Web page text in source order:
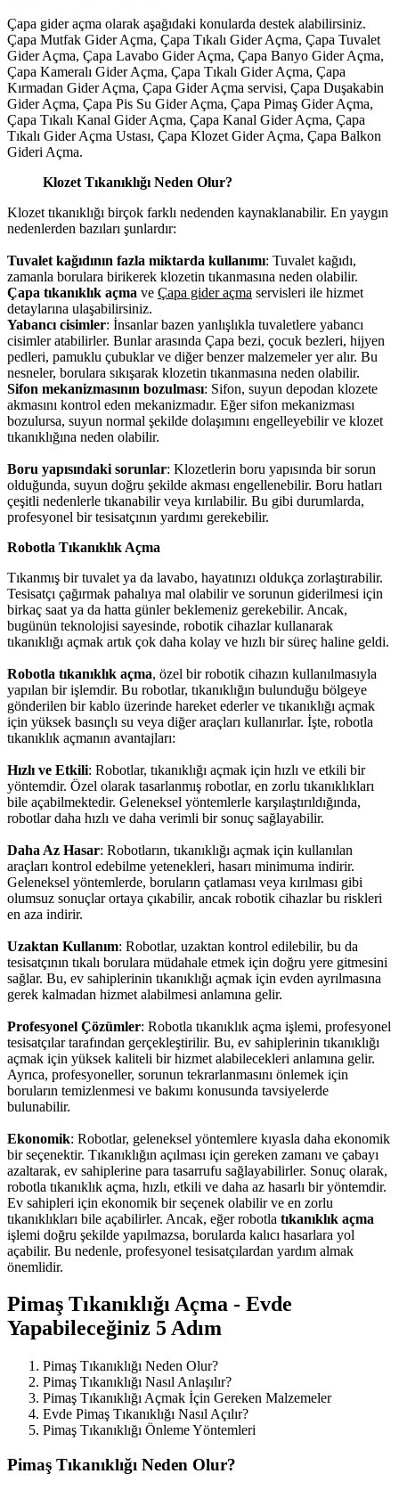
Çapa gider açma olarak aşağıdaki konularda destek alabilirsiniz.
Çapa Mutfak Gider Açma, Çapa Tıkalı Gider Açma, Çapa Tuvalet
Gider Açma, Çapa Lavabo Gider Açma, Çapa Banyo Gider Açma,
Çapa Kameralı Gider Açma, Çapa Tıkalı Gider Açma, Çapa
Kırmadan Gider Açma, Çapa Gider Açma servisi, Çapa Duşakabin
Gider Açma, Çapa Pis Su Gider Açma, Çapa Pimaş Gider Açma,
Çapa Tıkalı Kanal Gider Açma, Çapa Kanal Gider Açma, Çapa
Tıkalı Gider Açma Ustası, Çapa Klozet Gider Açma, Çapa Balkon
Gideri Açma.
Klozet Tıkanıklığı Neden Olur?
Klozet tıkanıklığı birçok farklı nedenden kaynaklanabilir. En yaygın
nedenlerden bazıları şunlardır:
Tuvalet kağıdının fazla miktarda kullanımı: Tuvalet kağıdı,
zamanla borulara birikerek klozetin tıkanmasına neden olabilir.
Çapa tıkanıklık açma ve Çapa gider açma servisleri ile hizmet
detaylarına ulaşabilirsiniz.
Yabancı cisimler: İnsanlar bazen yanlışlıkla tuvaletlere yabancı
cisimler atabilirler. Bunlar arasında Çapa bezi, çocuk bezleri, hijyen
pedleri, pamuklu çubuklar ve diğer benzer malzemeler yer alır. Bu
nesneler, borulara sıkışarak klozetin tıkanmasına neden olabilir.
Sifon mekanizmasının bozulması: Sifon, suyun depodan klozete
akmasını kontrol eden mekanizmadır. Eğer sifon mekanizması
bozulursa, suyun normal şekilde dolaşımını engelleyebilir ve klozet
tıkanıklığına neden olabilir.
Boru yapısındaki sorunlar: Klozetlerin boru yapısında bir sorun
olduğunda, suyun doğru şekilde akması engellenebilir. Boru hatları
çeşitli nedenlerle tıkanabilir veya kırılabilir. Bu gibi durumlarda,
profesyonel bir tesisatçının yardımı gerekebilir.
Robotla Tıkanıklık Açma
Tıkanmış bir tuvalet ya da lavabo, hayatınızı oldukça zorlaştırabilir.
Tesisatçı çağırmak pahalıya mal olabilir ve sorunun giderilmesi için
birkaç saat ya da hatta günler beklemeniz gerekebilir. Ancak,
bugünün teknolojisi sayesinde, robotik cihazlar kullanarak
tıkanıklığı açmak artık çok daha kolay ve hızlı bir süreç haline geldi.
Robotla tıkanıklık açma, özel bir robotik cihazın kullanılmasıyla
yapılan bir işlemdir. Bu robotlar, tıkanıklığın bulunduğu bölgeye
gönderilen bir kablo üzerinde hareket ederler ve tıkanıklığı açmak
için yüksek basınçlı su veya diğer araçları kullanırlar. İşte, robotla
tıkanıklık açmanın avantajları:
Hızlı ve Etkili: Robotlar, tıkanıklığı açmak için hızlı ve etkili bir
yöntemdir. Özel olarak tasarlanmış robotlar, en zorlu tıkanıklıkları
bile açabilmektedir. Geleneksel yöntemlerle karşılaştırıldığında,
robotlar daha hızlı ve daha verimli bir sonuç sağlayabilir.
Daha Az Hasar: Robotların, tıkanıklığı açmak için kullanılan
araçları kontrol edebilme yetenekleri, hasarı minimuma indirir.
Geleneksel yöntemlerde, boruların çatlaması veya kırılması gibi
olumsuz sonuçlar ortaya çıkabilir, ancak robotik cihazlar bu riskleri
en aza indirir.
Uzaktan Kullanım: Robotlar, uzaktan kontrol edilebilir, bu da
tesisatçının tıkalı borulara müdahale etmek için doğru yere gitmesini
sağlar. Bu, ev sahiplerinin tıkanıklığı açmak için evden ayrılmasına
gerek kalmadan hizmet alabilmesi anlamına gelir.
Profesyonel Çözümler: Robotla tıkanıklık açma işlemi, profesyonel
tesisatçılar tarafından gerçekleştirilir. Bu, ev sahiplerinin tıkanıklığı
açmak için yüksek kaliteli bir hizmet alabilecekleri anlamına gelir.
Ayrıca, profesyoneller, sorunun tekrarlanmasını önlemek için
boruların temizlenmesi ve bakımı konusunda tavsiyelerde
bulunabilir.
Ekonomik: Robotlar, geleneksel yöntemlere kıyasla daha ekonomik
bir seçenektir. Tıkanıklığın açılması için gereken zamanı ve çabayı
azaltarak, ev sahiplerine para tasarrufu sağlayabilirler. Sonuç olarak,
robotla tıkanıklık açma, hızlı, etkili ve daha az hasarlı bir yöntemdir.
Ev sahipleri için ekonomik bir seçenek olabilir ve en zorlu
tıkanıklıkları bile açabilirler. Ancak, eğer robotla tıkanıklık açma
işlemi doğru şekilde yapılmazsa, borularda kalıcı hasarlara yol
açabilir. Bu nedenle, profesyonel tesisatçılardan yardım almak
önemlidir.
Pimaş Tıkanıklığı Açma - Evde
Yapabileceğiniz 5 Adım
Pimaş Tıkanıklığı Neden Olur?
Pimaş Tıkanıklığı Nasıl Anlaşılır?
Pimaş Tıkanıklığı Açmak İçin Gereken Malzemeler
Evde Pimaş Tıkanıklığı Nasıl Açılır?
Pimaş Tıkanıklığı Önleme Yöntemleri
Pimaş Tıkanıklığı Neden Olur?